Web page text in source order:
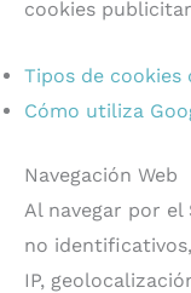
cookies
Tipos de cookies
Cómo utiliza
Navegación Web
Al navegar por
no
IP,